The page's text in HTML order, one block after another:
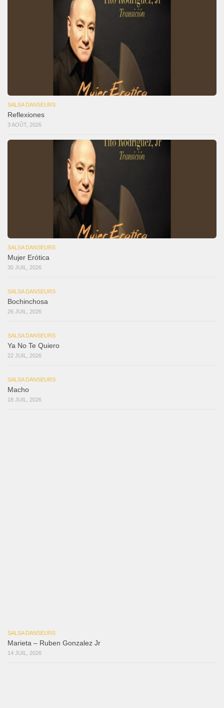
SALSA DANSEURS
Reflexiones
3 AOÛT, 2026
SALSA DANSEURS
Mujer Erótica
30 JUIL, 2026
SALSA DANSEURS
Bochinchosa
26 JUIL, 2026
SALSA DANSEURS
Ya No Te Quiero
22 JUIL, 2026
SALSA DANSEURS
Macho
18 JUIL, 2026
Bochinchosa